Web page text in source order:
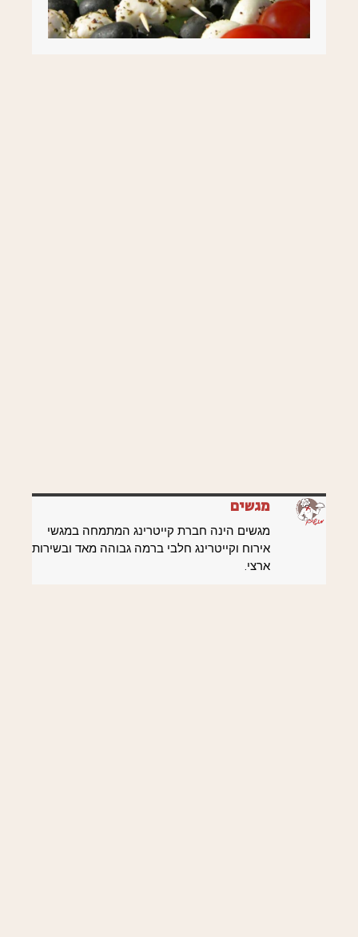
מגשים
מגשים הינה חברת קייטרינג המתמחה במגשי
אירוח וקייטרינג חלבי ברמה גבוהה מאד ובשירות
ארצי.